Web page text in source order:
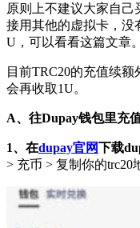
原则上不建议大家自
接用其他的虚拟卡，没
U，可以看看这篇文章。
目前TRC20的充值续
会再收取1U。
A、往Dupay钱包里充
1、在dupay官网下载
> 充币 > 复制你的trc20